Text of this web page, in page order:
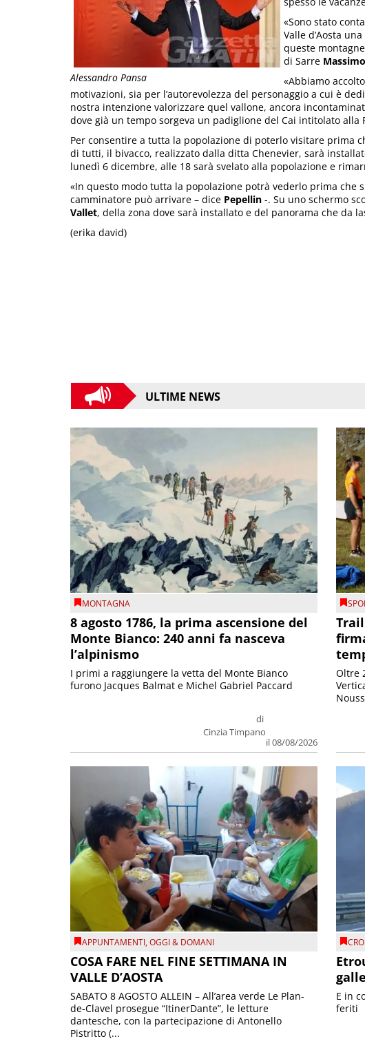
Alessandro Pansa
«Sono stato
Valle d’Aosta
queste
di Sarre
«Abbiamo
motivazioni, sia per l’autorevolezza del personaggio a cui è
nostra intenzione valorizzare quel vallone, ancora
dove già un tempo sorgeva un padiglione del Cai intitolato alla
Per consentire a tutta la popolazione di poterlo visitare prima
di tutti, il bivacco, realizzato dalla ditta Chenevier, sarà
lunedì 6 dicembre, alle 18 sarà svelato alla popolazione e
«In questo modo tutta la popolazione potrà vederlo prima che
camminatore può arrivare – dice Pepellin -. Su uno schermo
Vallet, della zona dove sarà installato e del panorama che da
(erika david)
ULTIME NEWS
MONTAGNA
8 agosto 1786, la prima ascensione del
Monte Bianco: 240 anni fa nasceva
l’alpinismo
di
Cinzia Timpano
il 08/08/2026
I primi a raggiungere la vetta del Monte Bianco
furono Jacques Balmat e Michel Gabriel Paccard
Oltre
APPUNTAMENTI,OGGI & DOMANI
COSA FARE NEL FINE SETTIMANA IN
VALLE D’AOSTA
SABATO 8 AGOSTO ALLEIN – All’area verde Le Plan-
de-Clavel prosegue “ItinerDante”, le letture
dantesche, con la partecipazione di Antonello
Pistritto (...
E in
feriti